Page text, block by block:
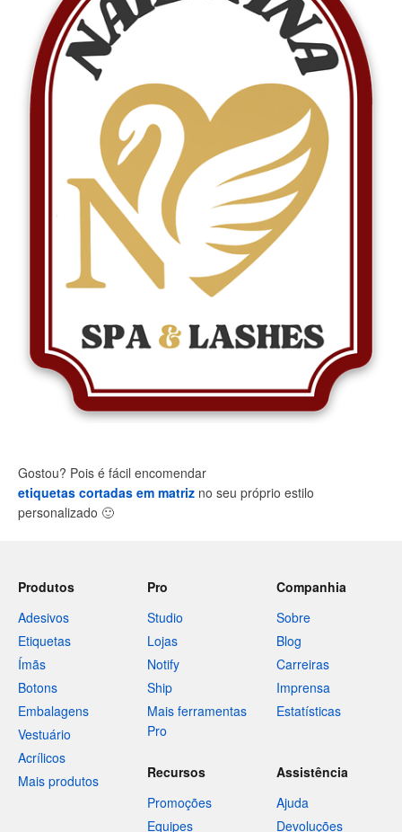
Gostou? Pois é fácil encomendar
etiquetas cortadas em matriz no seu próprio estilo
personalizado 🙂
Produtos
Adesivos
Etiquetas
Ímãs
Botons
Embalagens
Vestuário
Acrílicos
Mais produtos
Pro
Studio
Lojas
Notify
Ship
Mais ferramentas
Pro
Companhia
Sobre
Blog
Carreiras
Imprensa
Estatísticas
Recursos
Promoções
Equipes
Assistência
Ajuda
Devoluções